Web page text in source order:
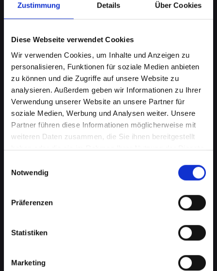
Zustimmung Details Über Cookies
Diese Webseite verwendet Cookies
Wir verwenden Cookies, um Inhalte und Anzeigen zu
personalisieren, Funktionen für soziale Medien anbieten
zu können und die Zugriffe auf unsere Website zu
analysieren. Außerdem geben wir Informationen zu Ihrer
Verwendung unserer Website an unsere Partner für
soziale Medien, Werbung und Analysen weiter. Unsere
Partner führen diese Informationen möglicherweise mit
weiteren Daten zusammen, die Sie ihnen bereitgestellt
haben oder die sie im Rahmen Ihrer Nutzung der Dienste
Notwendig
Präferenzen
Statistiken
Marketing
Ladebuchsenprobleme bei
Ihrem IPHONE-14 in Bad-st-
leonhard-im-lavanttal? Schnelle
Ein häufiges Problem bei Smartphones ist die
bedeuten, dass Ihr IPHONE-14 nicht mehr